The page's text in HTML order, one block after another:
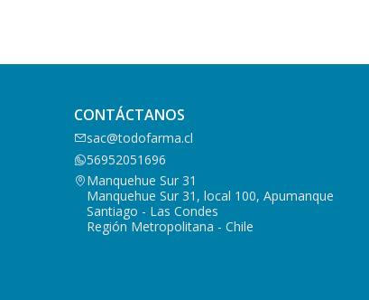
CONTÁCTANOS
sac@todofarma.cl
56952051696
Manquehue Sur 31
Manquehue Sur 31, local 100, Apumanque
Santiago - Las Condes
Región Metropolitana - Chile